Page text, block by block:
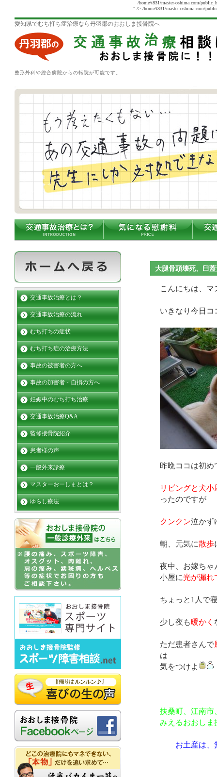
/home/t831/master-oshima.com/
" /> /home/t831/master-oshima.com/
愛知県でむち打ち症治療なら丹羽郡のおおしま接骨院へ
整形外科や総合病院からの転院が可能です。
大腿骨頭壊死、臼
こんにちは、
いきなり今日コ
昨晩ココは初め
リビングと犬
ったのですが
クンクン泣かず
朝、元気に散歩
夜中、お嫁ちゃ
小屋に光が漏れ
ちょっと1人で
少し夜も暖かく
ただ患者さんで
は
気をつけよ
扶桑町、江南市
みえるおおしま
お土産は、
交通事故治療とは？
交通事故治療の流れ
むち打ちの症状
むち打ち症の治療方法
事故の被害者の方へ
事故の加害者・自損の方へ
妊娠中のむち打ち治療
交通事故治療Q&A
監修接骨院紹介
患者様の声
一般外来診療
マスターおーしまとは？
ゆらし療法